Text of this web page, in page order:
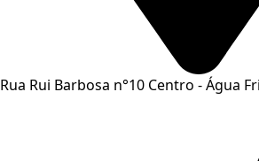
Rua Rui Barbosa n°10 Centro - Água